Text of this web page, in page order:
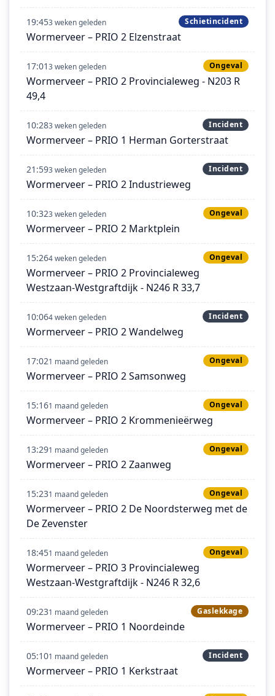
19:453 weken geleden Schietincident
Wormerveer – PRIO 2 Elzenstraat
17:013 weken geleden Ongeval
Wormerveer – PRIO 2 Provincialeweg - N203 R
49,4
10:283 weken geleden Incident
Wormerveer – PRIO 1 Herman Gorterstraat
21:593 weken geleden Incident
Wormerveer – PRIO 2 Industrieweg
10:323 weken geleden Ongeval
Wormerveer – PRIO 2 Marktplein
15:264 weken geleden Ongeval
Wormerveer – PRIO 2 Provincialeweg
Westzaan-Westgraftdijk - N246 R 33,7
10:064 weken geleden Incident
Wormerveer – PRIO 2 Wandelweg
17:021 maand geleden Ongeval
Wormerveer – PRIO 2 Samsonweg
15:161 maand geleden Ongeval
Wormerveer – PRIO 2 Krommenieërweg
13:291 maand geleden Ongeval
Wormerveer – PRIO 2 Zaanweg
15:231 maand geleden Ongeval
Wormerveer – PRIO 2 De Noordsterweg met de
De Zevenster
18:451 maand geleden Ongeval
Wormerveer – PRIO 3 Provincialeweg
Westzaan-Westgraftdijk - N246 R 32,6
09:231 maand geleden Gaslekkage
Wormerveer – PRIO 1 Noordeinde
05:101 maand geleden Incident
Wormerveer – PRIO 1 Kerkstraat